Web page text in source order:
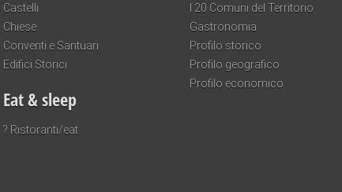
Castelli
Chiese
Conventi e Santuari
Edifici Storici
Eat & sleep
? Ristoranti/eat
I 20 Comuni del Territorio
Gastronomia
Profilo storico
Profilo geografico
Profilo economico